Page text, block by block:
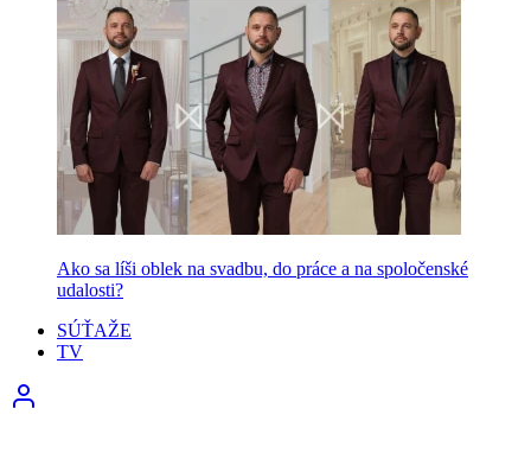
Ako sa líši oblek na svadbu, do práce a na spoločenské
udalosti?
SÚŤAŽE
TV